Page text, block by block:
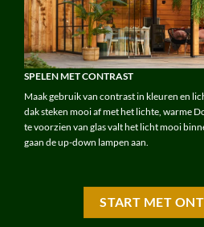
SPELEN MET CONTRAST
Maak gebruik van contrast in kleuren en
dak steken mooi af met het lichte, warme
te voorzien van glas valt het licht mooi
gaan de up-down lampen aan.
START MET